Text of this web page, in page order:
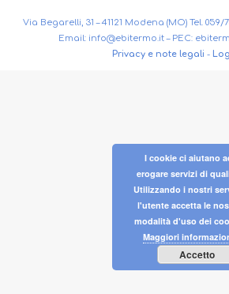
Via Begarelli, 31 – 41121 Modena (MO) Tel. 059/
Email: info@ebitermo.it– PEC:
Privacy e note legali -
I cookie ci aiutano
erogare servizi di
Utilizzando i nostri
l'utente accetta le
modalità d'uso dei
Maggiori
Accetto